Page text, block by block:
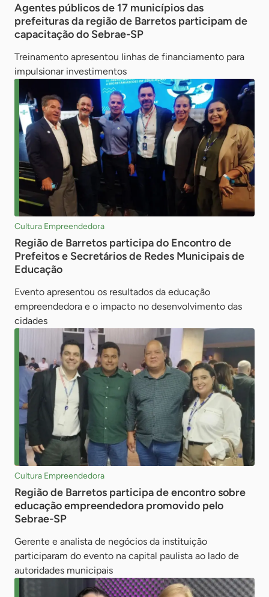
Agentes públicos de 17 municípios das
prefeituras da região de Barretos participam de
capacitação do Sebrae-SP
Treinamento apresentou linhas de financiamento para
impulsionar investimentos
Cultura Empreendedora
Região de Barretos participa do Encontro de
Prefeitos e Secretários de Redes Municipais de
Educação
Evento apresentou os resultados da educação
empreendedora e o impacto no desenvolvimento das
cidades
Cultura Empreendedora
Região de Barretos participa de encontro sobre
educação empreendedora promovido pelo
Sebrae-SP
Gerente e analista de negócios da instituição
participaram do evento na capital paulista ao lado de
autoridades municipais